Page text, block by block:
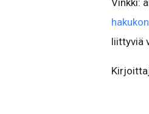
Vinkki:
liittyviä